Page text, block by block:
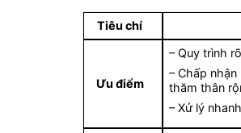
Tiêu chí
Ưu điểm
– Quy trình
– Chấp
thăm thân
– Xử lý